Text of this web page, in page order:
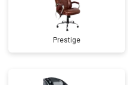
Prestige